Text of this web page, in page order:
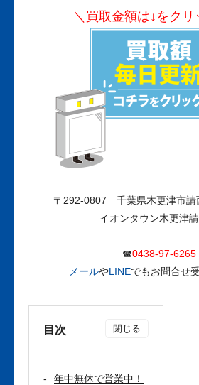
＼買取金額は↓をクリ
〒292-0807 千葉県木更津市請
イオンタウン木更津
☎0438-97-6265
メールやLINEでもお問合せ
目次
年中無休で営業中！